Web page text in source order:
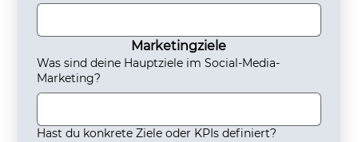
Marketingziele
Was sind deine Hauptziele im Social-Media-
Marketing?
Hast du konkrete Ziele oder KPIs definiert?